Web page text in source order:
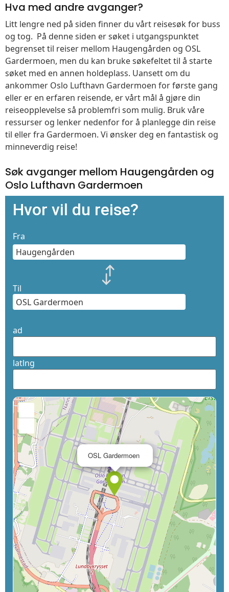
Hva med andre avganger?
Litt lengre ned på siden finner du vårt reisesøk for buss
og tog. På denne siden er søket i utgangspunktet
begrenset til reiser mellom Haugengården og OSL
Gardermoen, men du kan bruke søkefeltet til å starte
søket med en annen holdeplass. Uansett om du
ankommer Oslo Lufthavn Gardermoen for første gang
eller er en erfaren reisende, er vårt mål å gjøre din
reiseopplevelse så problemfri som mulig. Bruk våre
ressurser og lenker nedenfor for å planlegge din reise
til eller fra Gardermoen. Vi ønsker deg en fantastisk og
minneverdig reise!
Søk avganger mellom Haugengården og
Oslo Lufthavn Gardermoen
Hvor vil du reise?
Fra
Til
ad
latlng
OSL Gardermoen